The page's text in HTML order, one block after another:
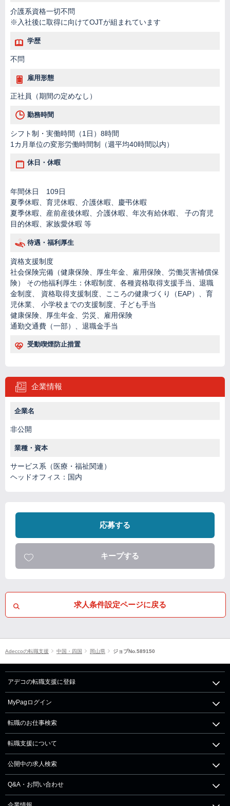
介護系資格一切不問
※入社後に取得に向けてOJTが組まれています
学歴
不問
雇用形態
正社員（期間の定めなし）
勤務時間
シフト制・実働時間（1日）8時間
1カ月単位の変形労働時間制（週平均40時間以内）
休日・休暇
年間休日 109日
夏季休暇、育児休暇、介護休暇、慶弔休暇
夏季休暇、産前産後休暇、介護休暇、年次有給休暇、 子の育児
目的休暇、家族愛休暇 等
待遇・福利厚生
資格支援制度
社会保険完備（健康保険、厚生年金、雇用保険、労働災害補償保
険） その他福利厚生：休暇制度、各種資格取得支援手当、退職
金制度、 資格取得支援制度、こころの健康づくり（EAP）、育
児休業、 小学校までの支援制度、子ども手当
健康保険、厚生年金、労災、雇用保険
通勤交通費（一部）、退職金手当
受動喫煙防止措置
企業情報
企業名
非公開
業種・資本
サービス系（医療・福祉関連）
ヘッドオフィス：国内
応募する
キープする
求人条件設定ページに戻る
Adeccoの転職支援 中国・四国 岡山県 ジョブNo.589150
アデコの転職支援に登録
MyPagログイン
転職のお仕事検索
転職支援について
公開中の求人検索
Q&A・お問い合わせ